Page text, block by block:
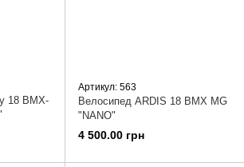
18 BMX-
Артикул: 563
Велосипед ARDIS 18 BMX MG
"NANO"
4 500.00 грн